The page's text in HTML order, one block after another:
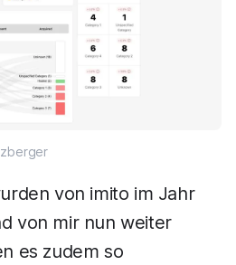
von imito im Jahr
von mir nun weiter
es zudem so